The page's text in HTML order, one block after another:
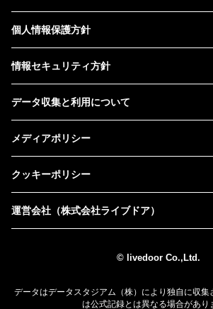
個人情報保護方針
情報セキュリティ方針
データ収集と利用について
メディアポリシー
クッキーポリシー
運営会社（株式会社ライブドア）
© livedoor Co.,Ltd.
データはデータスタジアム（株）により独自に収集
は公式記録とは異なる場合があり